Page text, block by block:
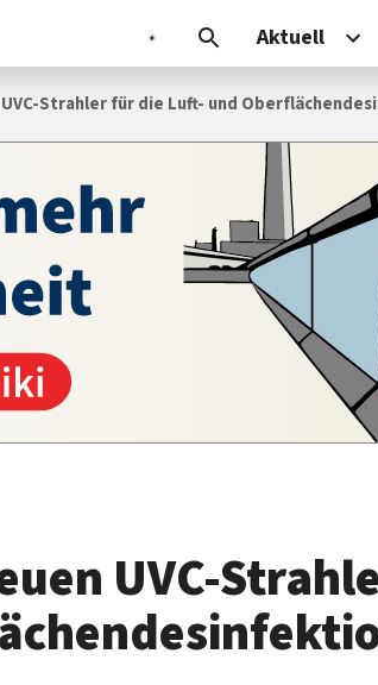
Aktuell
Strahler für die Luft- und
UVC-